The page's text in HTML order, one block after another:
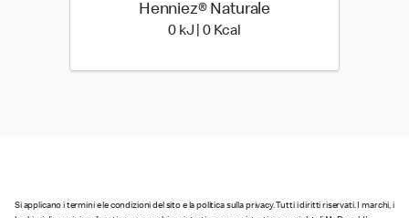
Henniez® Naturale
0 kJ | 0 Kcal
Si applicano i termini e le condizioni del sito e la politica sulla privacy. Tutti i diritti riservati. I marchi, i